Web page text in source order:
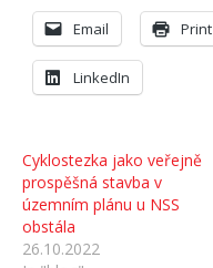
Email Print
LinkedIn
Cyklostezka jako veřejně
prospěšná stavba v
územním plánu u NSS
obstála
26.10.2022